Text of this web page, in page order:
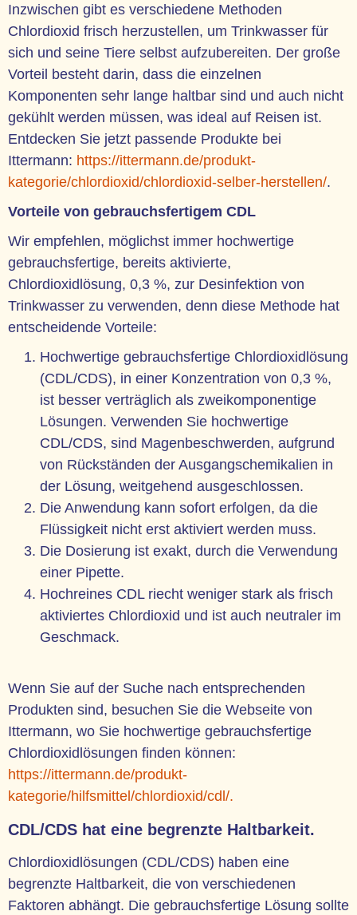
Inzwischen gibt es verschiedene Methoden
Chlordioxid frisch herzustellen, um Trinkwasser für
sich und seine Tiere selbst aufzubereiten. Der große
Vorteil besteht darin, dass die einzelnen
Komponenten sehr lange haltbar sind und auch nicht
gekühlt werden müssen, was ideal auf Reisen ist.
Entdecken Sie jetzt passende Produkte bei
Ittermann: https://ittermann.de/produkt-
kategorie/chlordioxid/chlordioxid-selber-herstellen/.
Vorteile von gebrauchsfertigem CDL
Wir empfehlen, möglichst immer hochwertige
gebrauchsfertige, bereits aktivierte,
Chlordioxidlösung, 0,3 %, zur Desinfektion von
Trinkwasser zu verwenden, denn diese Methode hat
entscheidende Vorteile:
Hochwertige gebrauchsfertige Chlordioxidlösung
(CDL/CDS), in einer Konzentration von 0,3 %,
ist besser verträglich als zweikomponentige
Lösungen. Verwenden Sie hochwertige
CDL/CDS, sind Magenbeschwerden, aufgrund
von Rückständen der Ausgangschemikalien in
der Lösung, weitgehend ausgeschlossen.
Die Anwendung kann sofort erfolgen, da die
Flüssigkeit nicht erst aktiviert werden muss.
Die Dosierung ist exakt, durch die Verwendung
einer Pipette.
Hochreines CDL riecht weniger stark als frisch
aktiviertes Chlordioxid und ist auch neutraler im
Geschmack.
Wenn Sie auf der Suche nach entsprechenden
Produkten sind, besuchen Sie die Webseite von
Ittermann, wo Sie hochwertige gebrauchsfertige
Chlordioxidlösungen finden können:
https://ittermann.de/produkt-
kategorie/hilfsmittel/chlordioxid/cdl/.
CDL/CDS hat eine begrenzte Haltbarkeit.
Chlordioxidlösungen (CDL/CDS) haben eine
begrenzte Haltbarkeit, die von verschiedenen
Faktoren abhängt. Die gebrauchsfertige Lösung sollte